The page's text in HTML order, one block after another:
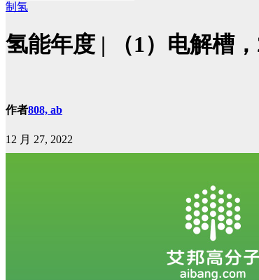
制氢
氢能年度 | （1）电解槽
作者808, ab
12 月 27, 2022